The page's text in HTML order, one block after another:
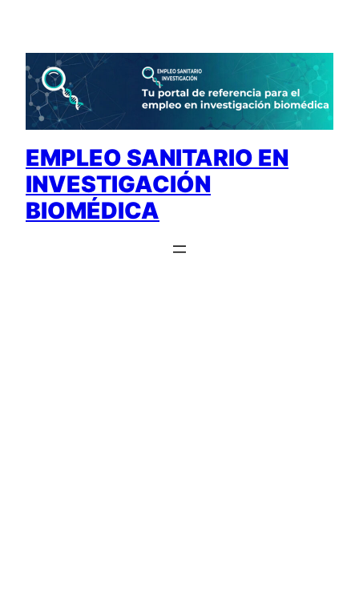
contenido
EMPLEO SANITARIO EN
INVESTIGACIÓN
BIOMÉDICA